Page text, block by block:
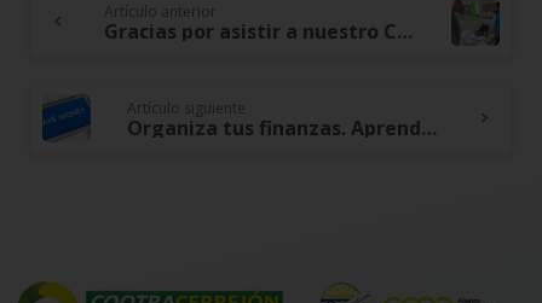
Continue
Reading
Artículo anterior
Gracias por asistir a nuestro COOTRADAY
Artículo siguiente
Organiza tus finanzas. Aprende más sobre el simulador de ahorro CDAT.